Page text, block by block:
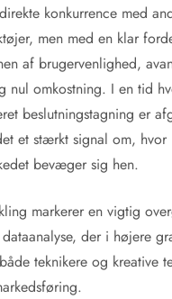
konkurrence med
men med en klar
af brugervenlighed,
nul omkostning. I en tid
beslutningstagning er
et stærkt signal om, hvor
bevæger sig hen.
markerer en vigtig
der i højere
teknikere og kreative